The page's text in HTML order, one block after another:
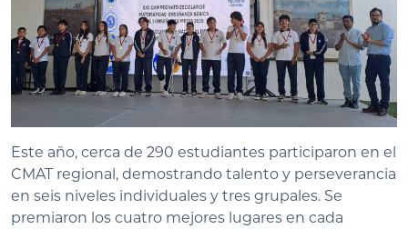
Este año, cerca de 290 estudiantes participaron en el
CMAT regional, demostrando talento y perseverancia
en seis niveles individuales y tres grupales. Se
premiaron los cuatro mejores lugares en cada